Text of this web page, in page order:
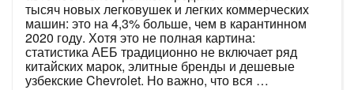
тысяч новых легковушек и легких коммерческих
машин: это на 4,3% больше, чем в карантинном
2020 году. Хотя это не полная картина:
статистика АЕБ традиционно не включает ряд
китайских марок, элитные бренды и дешевые
узбекские Chevrolet. Но важно, что вся …